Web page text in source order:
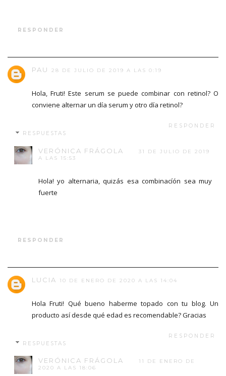
RESPONDER
PAU 28 DE JULIO DE 2019 A LAS 0:19
Hola, Fruti! Este serum se puede combinar con retinol? O
conviene alternar un día serum y otro día retinol?
RESPONDER
RESPUESTAS
VERÓNICA FRÁGOLA
31 DE JULIO DE 2019
A LAS 15:53
Hola! yo alternaria, quizás esa combinacíón sea muy
fuerte
RESPONDER
LUCIA 10 DE ENERO DE 2020 A LAS 14:04
Hola Fruti! Qué bueno haberme topado con tu blog. Un
producto así desde qué edad es recomendable? Gracias
RESPONDER
RESPUESTAS
VERÓNICA FRÁGOLA
11 DE ENERO DE
2020 A LAS 18:06